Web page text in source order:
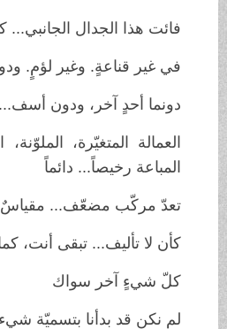
فائت هذا الجدال الجانبي...
في غير قناعةٍ. وغير لؤمٍ.
دونما أحدٍ آخر، ودون أسف...
العمالة المتغيّرة، الملوّنة،
المباعة رخيصاً... دائماً
تعدّ مركّب مضعّف... مقياسٌ
كأن لا تأليف... تبقى أنت، كما
كلّ شيءٍ آخر سواك
لم نكن قد بدأنا بتسميّة شيء